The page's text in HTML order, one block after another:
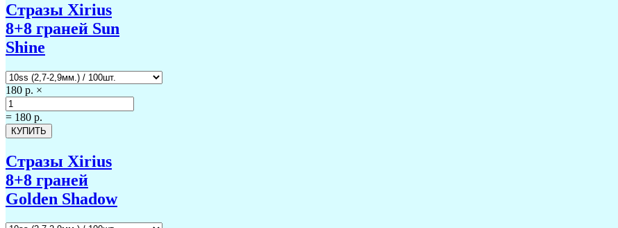
Стразы Xirius
8+8 граней Sun
Shine
180 р. ×
= 180 р.
Стразы Xirius
8+8 граней
Golden Shadow